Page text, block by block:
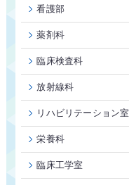
看護部
薬剤科
臨床検査科
放射線科
リハビリテーション室
栄養科
臨床工学室